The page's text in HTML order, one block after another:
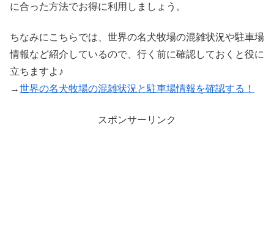
に合った方法でお得に利用しましょう。
ちなみにこちらでは、世界の名犬牧場の混雑状況や駐車場
情報など紹介しているので、行く前に確認しておくと役に
立ちますよ♪
→世界の名犬牧場の混雑状況と駐車場情報を確認する！
スポンサーリンク